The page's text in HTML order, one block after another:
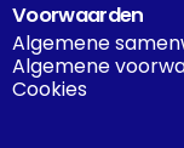
Voorwaarden
Algemene
Algemene
Cookies